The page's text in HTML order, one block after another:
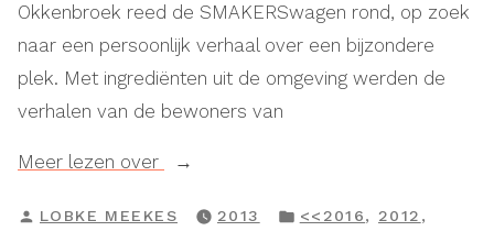
Okkenbroek reed de SMAKERSwagen rond, op zoek
naar een persoonlijk verhaal over een bijzondere
plek. Met ingrediënten uit de omgeving werden de
verhalen van de bewoners van
Meer lezen over “SMAKERS”
GEPLAATST
LOBKE MEEKES 2013
GEPLAATST
<<2016, 2012 ,